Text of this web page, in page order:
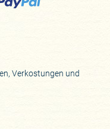
Verkostungen und
Seite